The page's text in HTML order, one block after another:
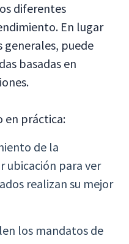
diferentes
En lugar
puede
basadas en
en práctica:
de la
ubicación para ver
realizan su mejor
los mandatos de